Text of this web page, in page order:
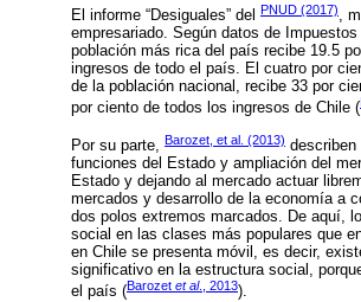
El informe “Desiguales” del PNUD (2017)
,
empresariado. Según datos de
población más rica del país recibe 19.5
ingresos de todo el país. El cuatro por
de la población nacional, recibe 33 por
por ciento de todos los ingresos de Chile (
Por su parte, Barozet, et al. (2013) describen
funciones del Estado y ampliación del
Estado y dejando al mercado actuar
mercados y desarrollo de la economía a
dos polos extremos marcados. De aquí,
social en las clases más populares que
en Chile se presenta móvil, es decir,
significativo en la estructura social,
el país (Barozet et al., 2013).